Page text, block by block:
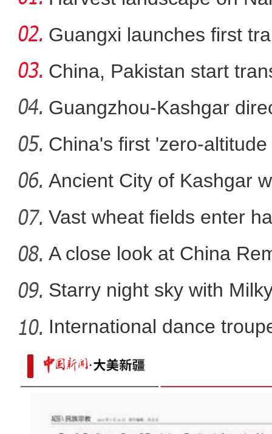
“离海最远”的新疆，为
【最华人】“一带一路”上
Guangxi launches first
China, Pakistan start
Guangzhou-Kashgar
China's first 'zero-
Ancient City of Kashgar
Vast wheat fields enter
A close look at China
Starry night sky with
International dance